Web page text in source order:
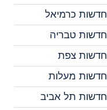
חדשות כרמיאל
חדשות טבריה
חדשות צפת
חדשות מעלות
חדשות תל אביב